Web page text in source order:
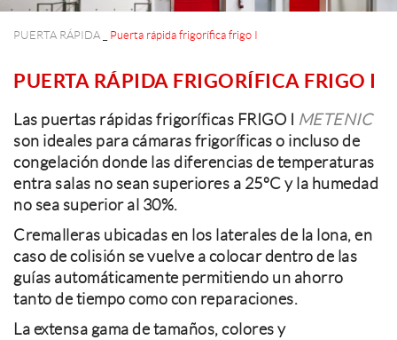
PUERTA RÁPIDA Puerta rápida frigorífica frigo I
PUERTA RÁPIDA FRIGORÍFICA FRIGO I
Las puertas rápidas frigoríficas FRIGO I METENIC
son ideales para cámaras frigoríficas o incluso de
congelación donde las diferencias de temperaturas
entra salas no sean superiores a 25ºC y la humedad
no sea superior al 30%.
Cremalleras ubicadas en los laterales de la lona, ​​en
caso de colisión se vuelve a colocar dentro de las
guías automáticamente permitiendo un ahorro
tanto de tiempo como con reparaciones.
La extensa gama de tamaños, colores y